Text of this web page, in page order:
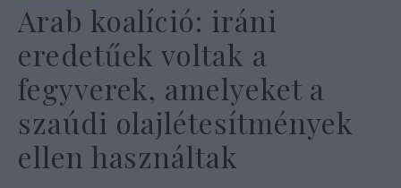
Arab koalíció: iráni
eredetűek voltak a
fegyverek, amelyeket a
szaúdi olajlétesítmények
ellen használtak